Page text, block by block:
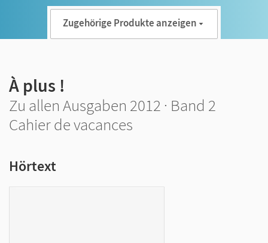
Zugehörige Produkte anzeigen
À plus !
Zu allen Ausgaben 2012 · Band 2
Cahier de vacances
Hörtext